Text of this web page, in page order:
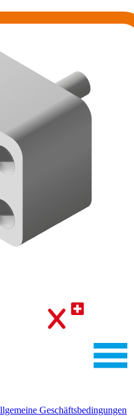
Geschäftsbedingungen